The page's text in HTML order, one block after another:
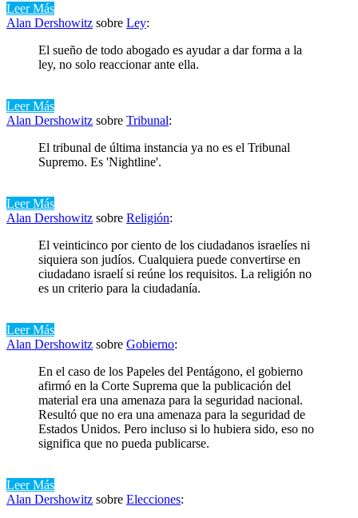
Leer Más
Alan Dershowitz sobre Ley:
El sueño de todo abogado es ayudar a dar forma a la
ley, no solo reaccionar ante ella.
Leer Más
Alan Dershowitz sobre Tribunal:
El tribunal de última instancia ya no es el Tribunal
Supremo. Es 'Nightline'.
Leer Más
Alan Dershowitz sobre Religión:
El veinticinco por ciento de los ciudadanos israelíes ni
siquiera son judíos. Cualquiera puede convertirse en
ciudadano israelí si reúne los requisitos. La religión no
es un criterio para la ciudadanía.
Leer Más
Alan Dershowitz sobre Gobierno:
En el caso de los Papeles del Pentágono, el gobierno
afirmó en la Corte Suprema que la publicación del
material era una amenaza para la seguridad nacional.
Resultó que no era una amenaza para la seguridad de
Estados Unidos. Pero incluso si lo hubiera sido, eso no
significa que no pueda publicarse.
Leer Más
Alan Dershowitz sobre Elecciones: